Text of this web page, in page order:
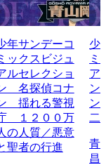
年サンデーコ
ックスビジュ
ルセレクショ
名探偵コナ
揺れる警視
１２００万
の人質／悪意
聖者の行進
少
ミ
ア
ン
ン
二
青
昌